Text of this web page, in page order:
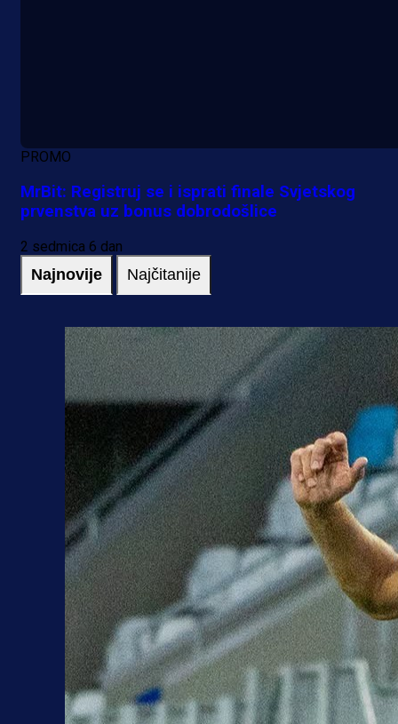
PROMO
MrBit: Registruj se i isprati finale Svjetskog
prvenstva uz bonus dobrodošlice
2 sedmica 6 dan
Najnovije Najčitanije